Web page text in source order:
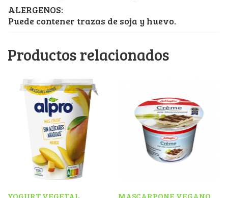
ALERGENOS:
Puede contener trazas de soja y huevo.
Productos relacionados
YOGURT VEGETAL MASCARPONE VEGANO